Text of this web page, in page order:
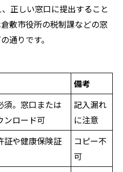
正しい窓口に提出すること
敷市役所の税制課などの窓
通りです。
備考
須。窓口または
ンロード可
記入漏れ
に注意
証や健康保険証
コピー不
可